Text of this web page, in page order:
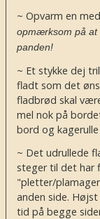
~ Opvarm en
opmærksom på at
panden!
~ Et stykke dej
fladt som det
fladbrød skal
mel nok på
bord og
~ Det udrullede
steger til det har
"pletter/
anden side.
tid på begge